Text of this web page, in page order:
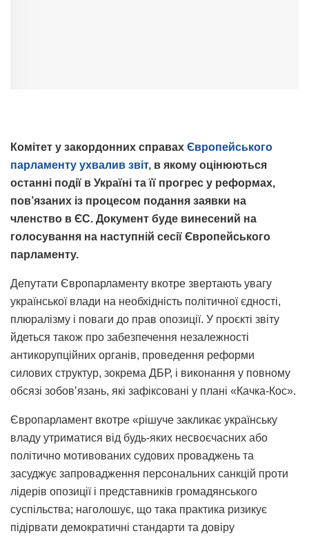
Комітет у закордонних справах Європейського
парламенту ухвалив звіт, в якому оцінюються
останні події в Україні та її прогрес у реформах,
пов’язаних із процесом подання заявки на
членство в ЄС. Документ буде винесений на
голосування на наступній сесії Європейського
парламенту.
Депутати Європарламенту вкотре звертають увагу
української влади на необхідність політичної єдності,
плюралізму і поваги до прав опозиції. У проєкті звіту
йдеться також про забезпечення незалежності
антикорупційних органів, проведення реформи
силових структур, зокрема ДБР, і виконання у повному
обсязі зобовʼязань, які зафіксовані у плані «Качка-Кос».
Європарламент вкотре «рішуче закликає українську
владу утриматися від будь-яких несвоєчасних або
політично мотивованих судових проваджень та
засуджує запровадження персональних санкцій проти
лідерів опозиції і представників громадянського
суспільства; наголошує, що така практика ризикує
підірвати демократичні стандарти та довіру